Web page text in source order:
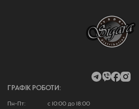
она позволяет не отвлекаться от
быстро меняющейся дорожной
манипуляции на ощупь.
добавили капсулированные стики,
ГРАФІК РОБОТИ:
Пн-Пт: с 10:00 до 18:00